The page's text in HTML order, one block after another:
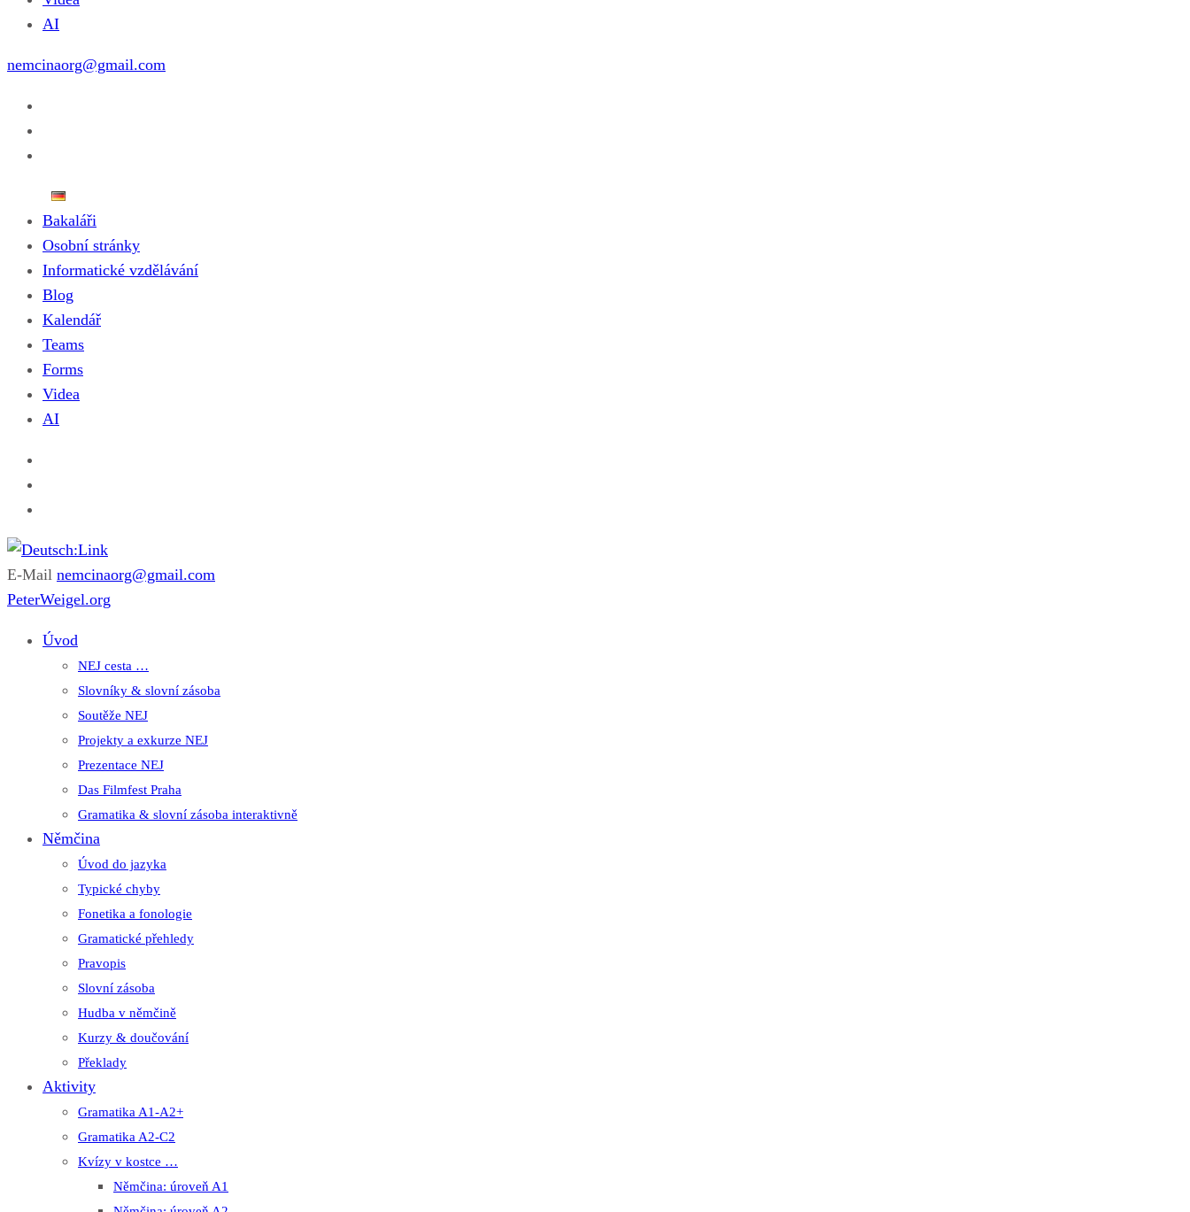
AI
nemcinaorg@gmail.com
Bakaláři
Osobní stránky
Informatické vzdělávání
Blog
Kalendář
Teams
Forms
Videa
AI
Deutsch:Link
Edu-Portál pro němčinu | Interaktiver Unterricht Deutsch als Fremdsprache auf einen Blick
E-Mail nemcinaorg@gmail.com
PeterWeigel.org
Úvod
NEJ cesta …
Slovníky & slovní zásoba
Soutěže NEJ
Projekty a exkurze NEJ
Prezentace NEJ
Das Filmfest Praha
Gramatika & slovní zásoba interaktivně
Němčina
Úvod do jazyka
Typické chyby
Fonetika a fonologie
Gramatické přehledy
Pravopis
Slovní zásoba
Hudba v němčině
Kurzy & doučování
Překlady
Aktivity
Gramatika A1-A2+
Gramatika A2-C2
Kvízy v kostce …
Němčina: úroveň A1